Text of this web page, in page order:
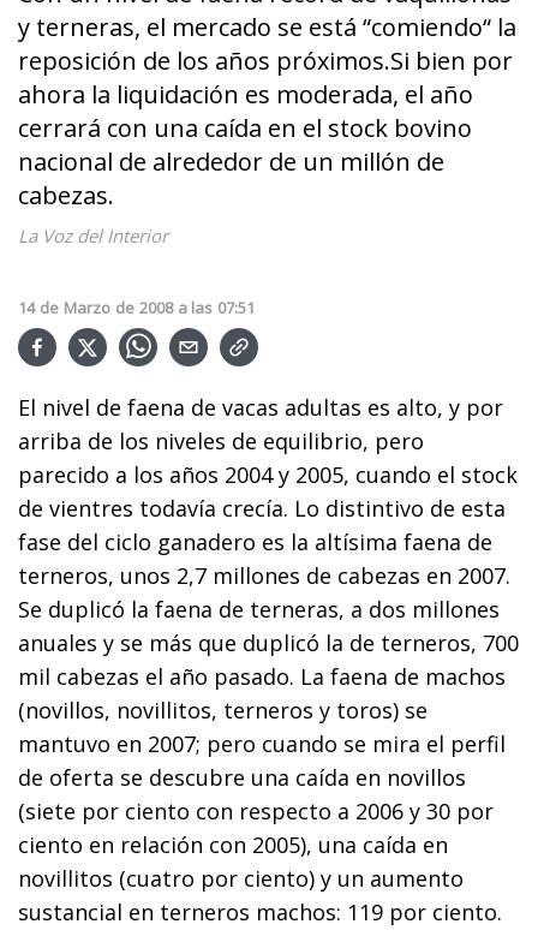
y terneras, el mercado se está “comiendo“ la
reposición de los años próximos.Si bien por
ahora la liquidación es moderada, el año
cerrará con una caída en el stock bovino
nacional de alrededor de un millón de
cabezas.
La Voz del Interior
14 de Marzo de 2008 a las 07:51
El nivel de faena de vacas adultas es alto, y por
arriba de los niveles de equilibrio, pero
parecido a los años 2004 y 2005, cuando el stock
de vientres todavía crecía. Lo distintivo de esta
fase del ciclo ganadero es la altísima faena de
terneros, unos 2,7 millones de cabezas en 2007.
Se duplicó la faena de terneras, a dos millones
anuales y se más que duplicó la de terneros, 700
mil cabezas el año pasado. La faena de machos
(novillos, novillitos, terneros y toros) se
mantuvo en 2007; pero cuando se mira el perfil
de oferta se descubre una caída en novillos
(siete por ciento con respecto a 2006 y 30 por
ciento en relación con 2005), una caída en
novillitos (cuatro por ciento) y un aumento
sustancial en terneros machos: 119 por ciento.